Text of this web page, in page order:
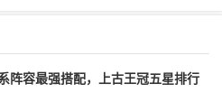
阵容最强搭配，上古王冠五星排行